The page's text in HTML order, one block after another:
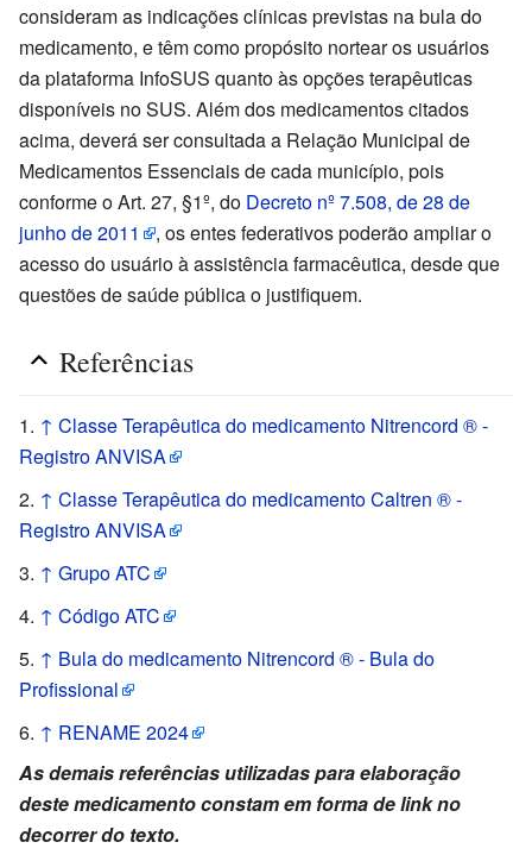
consideram as indicações clínicas previstas na bula do
medicamento, e têm como propósito nortear os usuários
da plataforma InfoSUS quanto às opções terapêuticas
disponíveis no SUS. Além dos medicamentos citados
acima, deverá ser consultada a Relação Municipal de
Medicamentos Essenciais de cada município, pois
conforme o Art. 27, §1º, do Decreto nº 7.508, de 28 de
junho de 2011
, os entes federativos poderão ampliar o
acesso do usuário à assistência farmacêutica, desde que
questões de saúde pública o justifiquem.
Referências
↑ Classe Terapêutica do medicamento Nitrencord ® -
Registro ANVISA
↑ Classe Terapêutica do medicamento Caltren ® -
Registro ANVISA
↑ Grupo ATC
↑ Código ATC
↑ Bula do medicamento Nitrencord ® - Bula do
Profissional
↑ RENAME 2024
As demais referências utilizadas para elaboração
deste medicamento constam em forma de link no
decorrer do texto.